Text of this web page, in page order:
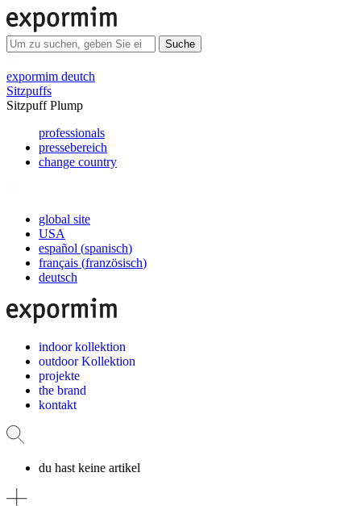
Suche
expormim deutch
Sitzpuffs
Sitzpuff Plump
professionals
pressebereich
change country
global site
USA
español (spanisch)
français (französisch)
deutsch
indoor kollektion
outdoor Kollektion
projekte
the brand
kontakt
du hast keine artikel